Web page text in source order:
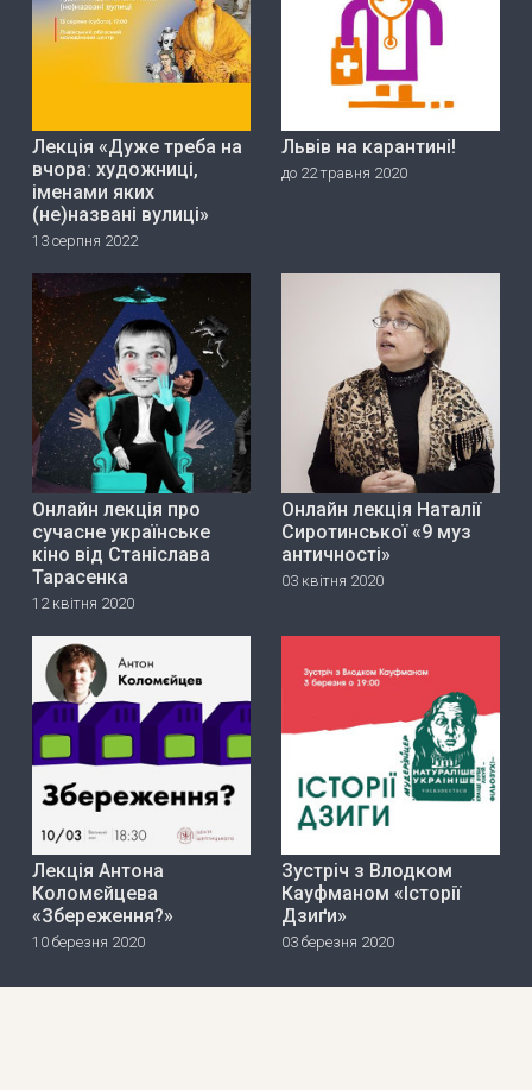
Лекція «Дуже треба на
вчора: художниці,
іменами яких
(не)названі вулиці»
13 серпня 2022
Львів на карантині!
до 22 травня 2020
Онлайн лекція про
сучасне українське
кіно від Станіслава
Тарасенка
12 квітня 2020
Онлайн лекція Наталії
Сиротинської «9 муз
античності»
03 квітня 2020
Лекція Антона
Коломєйцева
«Збереження?»
10 березня 2020
Зустріч з Влодком
Кауфманом «Історії
Дзиґи»
03 березня 2020